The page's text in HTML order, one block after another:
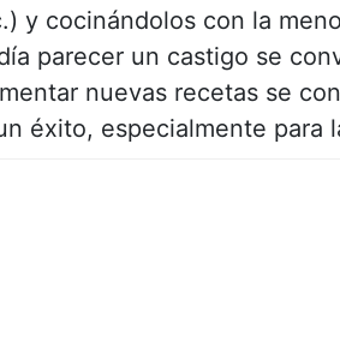
y cocinándolos con la
parecer un castigo se
nuevas recetas se
éxito, especialmente para